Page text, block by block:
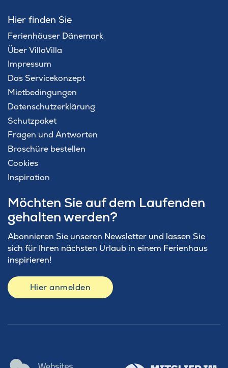
Hier finden Sie
Ferienhäuser Dänemark
Über VillaVilla
Impressum
Das Servicekonzept
Mietbedingungen
Datenschutzerklärung
Schutzpaket
Fragen und Antworten
Broschüre bestellen
Cookies
Inspiration
Möchten Sie auf dem Laufenden
gehalten werden?
Abonnieren Sie unseren Newsletter und lassen Sie
sich für Ihren nächsten Urlaub in einem Ferienhaus
inspirieren!
Hier anmelden